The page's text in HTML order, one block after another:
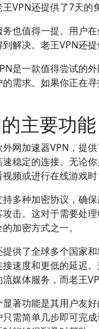
VPN还提供了7天的
也值得一提。用户
解决。老王VPN还
是一款值得尝试的
需求。如果你正在
主要功能
网加速器VPN，提
稳定的连接。无论
频或进行在线游戏时
多种加密协议，确
击。这对于需要处
加密方式之一。
供了全球多个国家
速度和更低的延迟
媒体服务，而老王
著功能是其用户友
需简单几步即可完